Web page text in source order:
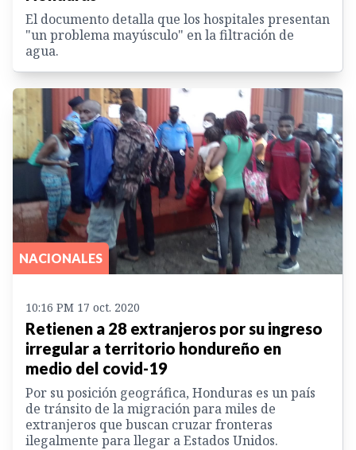
El documento detalla que los hospitales presentan
"un problema mayúsculo" en la filtración de
agua.
NACIONALES
10:16 PM 17 oct. 2020
Retienen a 28 extranjeros por su ingreso
irregular a territorio hondureño en
medio del covid-19
Por su posición geográfica, Honduras es un país
de tránsito de la migración para miles de
extranjeros que buscan cruzar fronteras
ilegalmente para llegar a Estados Unidos.